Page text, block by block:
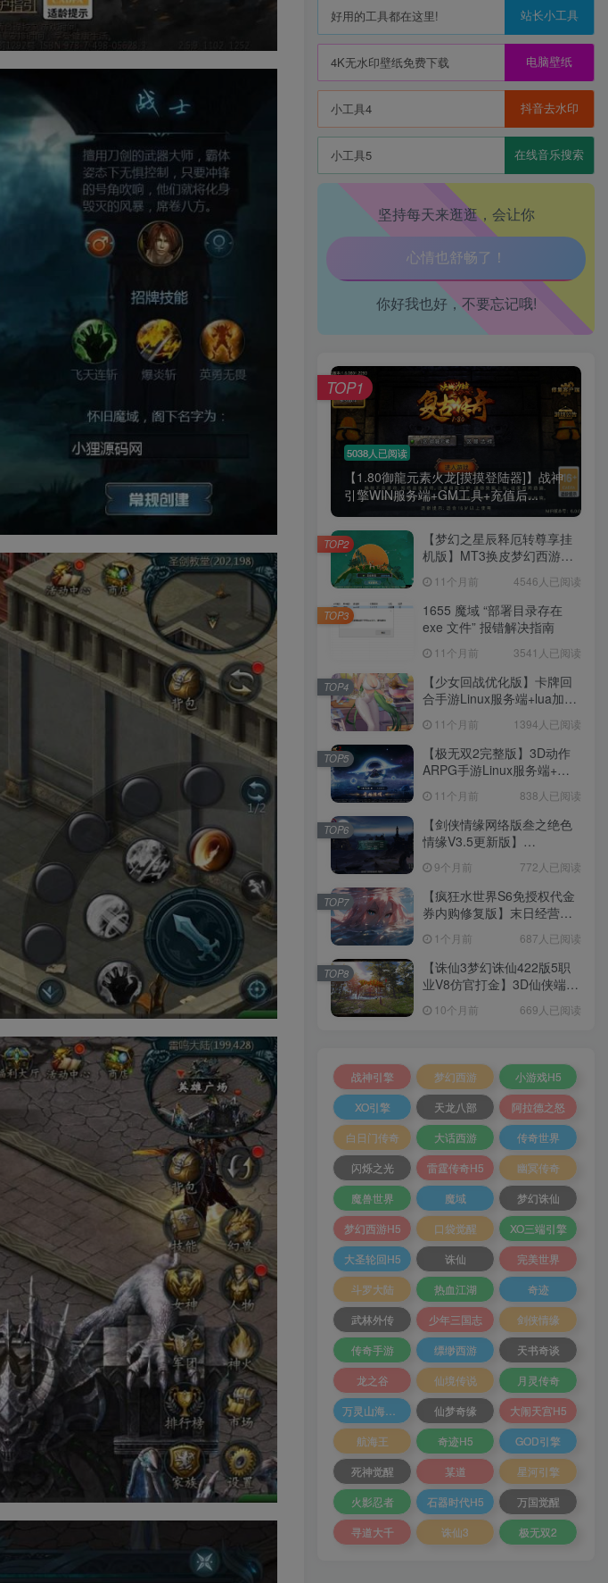
好用的工具都在这里! 站长小工具
4K无水印壁纸免费下载 电脑壁纸
小工具4 抖音去水印
小工具5 在线音乐搜索
坚持每天来逛逛，会让你
生活也美好了！
心情也舒畅了！
走路也有劲了！
腿也不痛了！
腰也不酸了！
工作也轻松了！
你好我也好，不要忘记哦!
5038人已阅读
【1.80御龍元素火龙[摸摸登陆器]】战神
引擎WIN服务端+GM工具+充值后...
TOP1
【梦幻之星辰释厄转尊享挂
机版】MT3换皮梦幻西游
+源码+架设教程
11个月前 4546人已阅读
TOP2
1655 魔域 “部署目录存在
exe 文件” 报错解决指南
11个月前 3541人已阅读
TOP3
【少女回战优化版】卡牌回
合手游Linux服务端+lua加解
权后台+安卓+架设教程
11个月前 1394人已阅读
TOP4
【极无双2完整版】3D动作
ARPG手游Linux服务端+全
+加解密工具+GM授权后台
+安卓+架设教程
11个月前 838人已阅读
TOP5
【剑侠情缘网络版叁之绝色
情缘V3.5更新版】
端+GM指令+PC客户端+架设
教程
9个月前 772人已阅读
TOP6
【疯狂水世界S6免授权代金
券内购修复版】末日经营生
工具+管理后台+CDK授权后
台+安卓+架设教程
1个月前 687人已阅读
TOP7
【诛仙3梦幻诛仙422版5职
业V8仿官打金】3D仙侠端游
工具+PC客户端+架设教程
10个月前 669人已阅读
TOP8
战神引擎 梦幻西游
小游戏H5
XO引擎
天龙八部
阿拉德之怒
白日门传奇
大话西游
传奇世界
闪烁之光
雷霆传奇H5
幽冥传奇
魔兽世界
魔域
梦幻诛仙
梦幻西游H5
口袋觉醒
XO三端引擎
大圣轮回H5
诛仙
完美世界
斗罗大陆
热血江湖
奇迹
武林外传
少年三国志
剑侠情缘
传奇手游
缥缈西游
天书奇谈
龙之谷
仙境传说
月灵传奇
仙梦奇缘
大闹天宫H5
航海王
奇迹H5
GOD引擎
死神觉醒
某道
星河引擎
火影忍者
石器时代H5
万国觉醒
寻道大千
诛仙3 极无双2